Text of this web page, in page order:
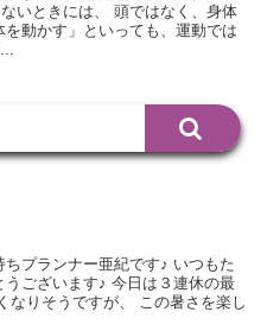
いときには、 頭ではなく、身体
動かす」といっても、運動では
プランナー亜紀です♪ いつもた
ございます♪ 今日は３連休の最
りそうですが、 この暑さを楽し